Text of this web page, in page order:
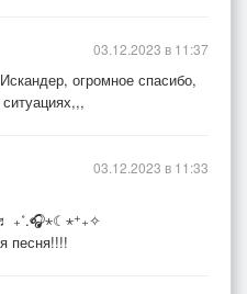
огромное спасибо,
03.12.2023 в 11:37
₊˚.🎧⋆☾⋆⁺₊✧
песня!!!!
03.12.2023 в 11:33